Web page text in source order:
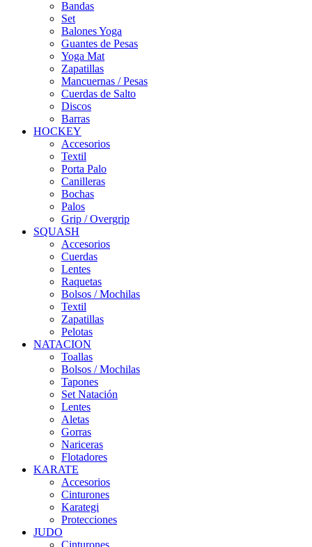
Bandas
Set
Balones Yoga
Guantes de Pesas
Yoga Mat
Zapatillas
Mancuernas / Pesas
Cuerdas de Salto
Discos
Barras
HOCKEY
Accesorios
Textil
Porta Palo
Canilleras
Bochas
Palos
Grip / Overgrip
SQUASH
Accesorios
Cuerdas
Lentes
Raquetas
Bolsos / Mochilas
Textil
Zapatillas
Pelotas
NATACION
Toallas
Bolsos / Mochilas
Tapones
Set Natación
Lentes
Aletas
Gorras
Nariceras
Flotadores
KARATE
Accesorios
Cinturones
Karategi
Protecciones
JUDO